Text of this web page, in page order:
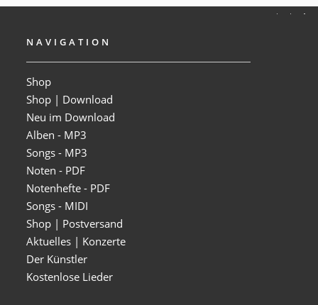
NAVIGATION
Shop
Shop | Download
Neu im Download
Alben - MP3
Songs - MP3
Noten - PDF
Notenhefte - PDF
Songs - MIDI
Shop | Postversand
Aktuelles | Konzerte
Der Künstler
Kostenlose Lieder